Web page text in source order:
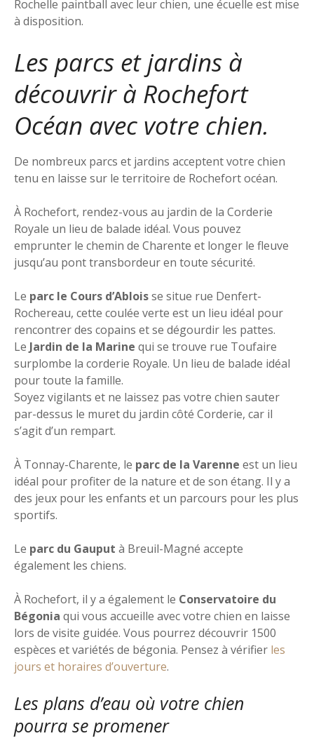
Rochelle paintball avec leur chien, une écuelle est mise
à disposition.
Les parcs et jardins à
découvrir à Rochefort
Océan avec votre chien.
De nombreux parcs et jardins acceptent votre chien
tenu en laisse sur le territoire de Rochefort océan.
À Rochefort, rendez-vous au jardin de la Corderie
Royale un lieu de balade idéal. Vous pouvez
emprunter le chemin de Charente et longer le fleuve
jusqu’au pont transbordeur en toute sécurité.
Le parc le Cours d’Abloisse situe rue Denfert-
Rochereau, cette coulée verte est un lieu idéal pour
rencontrer des copains et se dégourdir les pattes.
Le Jardin de la Marine qui se trouve rue Toufaire
surplombe la corderie Royale. Un lieu de balade idéal
pour toute la famille.
Soyez vigilants et ne laissez pas votre chien sauter
par-dessus le muret du jardin côté Corderie, car il
s’agit d’un rempart.
À Tonnay-Charente, le parc de la Varenne est un lieu
idéal pour profiter de la nature et de son étang. Il y a
des jeux pour les enfants et un parcours pour les plus
sportifs.
Le parc du Gauput à Breuil-Magné accepte
également les chiens.
À Rochefort, il y a également le Conservatoire du
Bégonia qui vous accueille avec votre chien en laisse
lors de visite guidée. Vous pourrez découvrir 1500
espèces et variétés de bégonia. Pensez à vérifier les
jours et horaires d’ouverture.
Les plans d’eau où votre chien
pourra se promener